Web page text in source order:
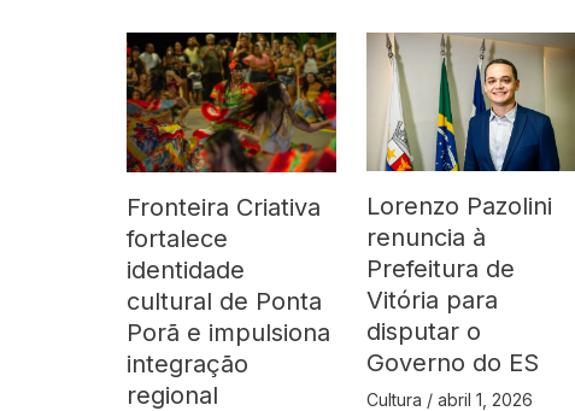
Fronteira Criativa
fortalece
identidade
cultural de Ponta
Porã e impulsiona
integração
regional
Lorenzo Pazolini
renuncia à
Prefeitura de
Vitória para
disputar o
Governo do ES
Cultura / abril 1, 2026